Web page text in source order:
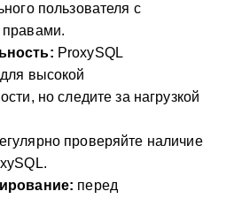
пользователя с
ProxySQL
высокой
но следите за нагрузкой
проверяйте наличие
перед